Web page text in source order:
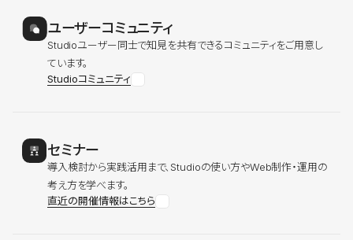
ユーザーコミュニティ
Studioユーザー同士で知見を共有できるコミュニティをご用意し
ています。
Studioコミュニティ
セミナー
導入検討から実践活用まで、Studioの使い方やWeb制作・運用の
考え方を学べます。
直近の開催情報はこちら